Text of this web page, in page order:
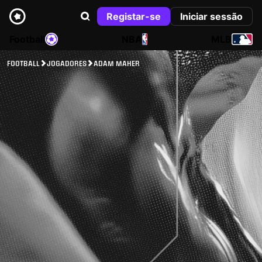
Registar-se
Iniciar sessão
NBA
FOOTBALL JOGADORES ADAM MAHER